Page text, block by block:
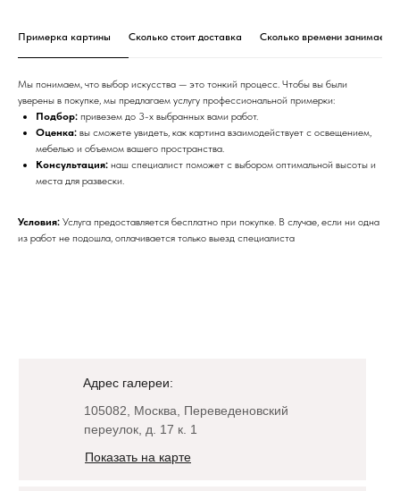
Примерка картины Сколько стоит доставка Сколько времени занимает
Мы понимаем, что выбор искусства — это тонкий процесс. Чтобы вы были
уверены в покупке, мы предлагаем услугу профессиональной примерки:
Подбор: привезем до 3-х выбранных вами работ.
Оценка: вы сможете увидеть, как картина взаимодействует с освещением,
мебелью и объемом вашего пространства.
Консультация: наш специалист поможет с выбором оптимальной высоты и
места для развески.
Условия: Услуга предоставляется бесплатно при покупке. В случае, если ни одна
из работ не подошла, оплачивается только выезд специалиста
Адрес галереи:
105082, Москва, Переведеновский
переулок, д. 17 к. 1
Показать на карте